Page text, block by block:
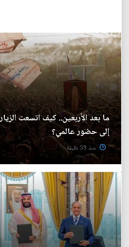
ما بعد الأربعين.. كيف اتسعت
إلى حضور عالمي؟
منذ 59 دقيقة